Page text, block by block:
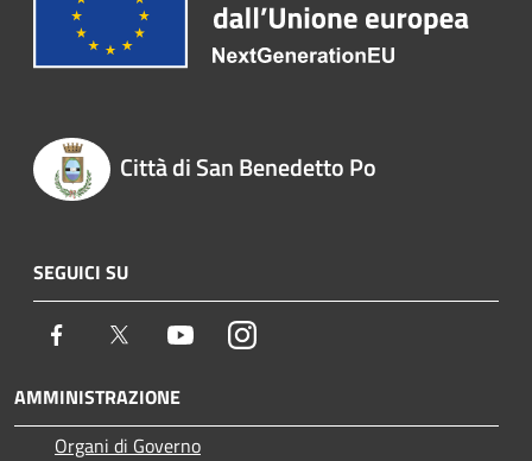
Città di San Benedetto Po
SEGUICI SU
Facebook Twitter YoutubeInstagram
AMMINISTRAZIONE
Organi di Governo